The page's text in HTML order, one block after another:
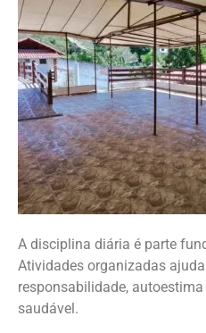
A disciplina diária é parte
Atividades organizadas
responsabilidade,
saudável.